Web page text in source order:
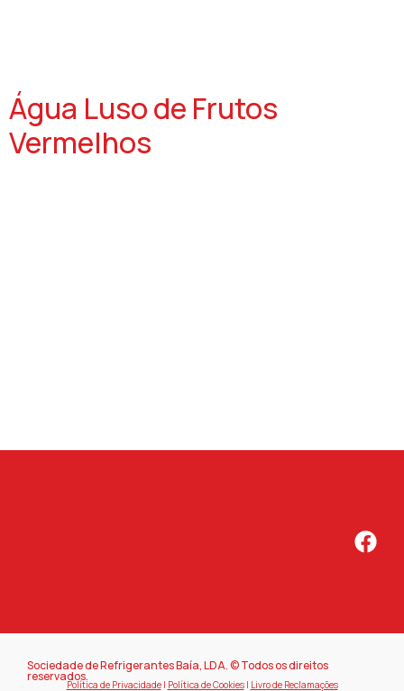
Água Luso de Frutos
Vermelhos
Sociedade de Refrigerantes Baía, LDA. © Todos os direitos
reservados.
Política de Privacidade| Política de Cookies| Livro de Reclamações